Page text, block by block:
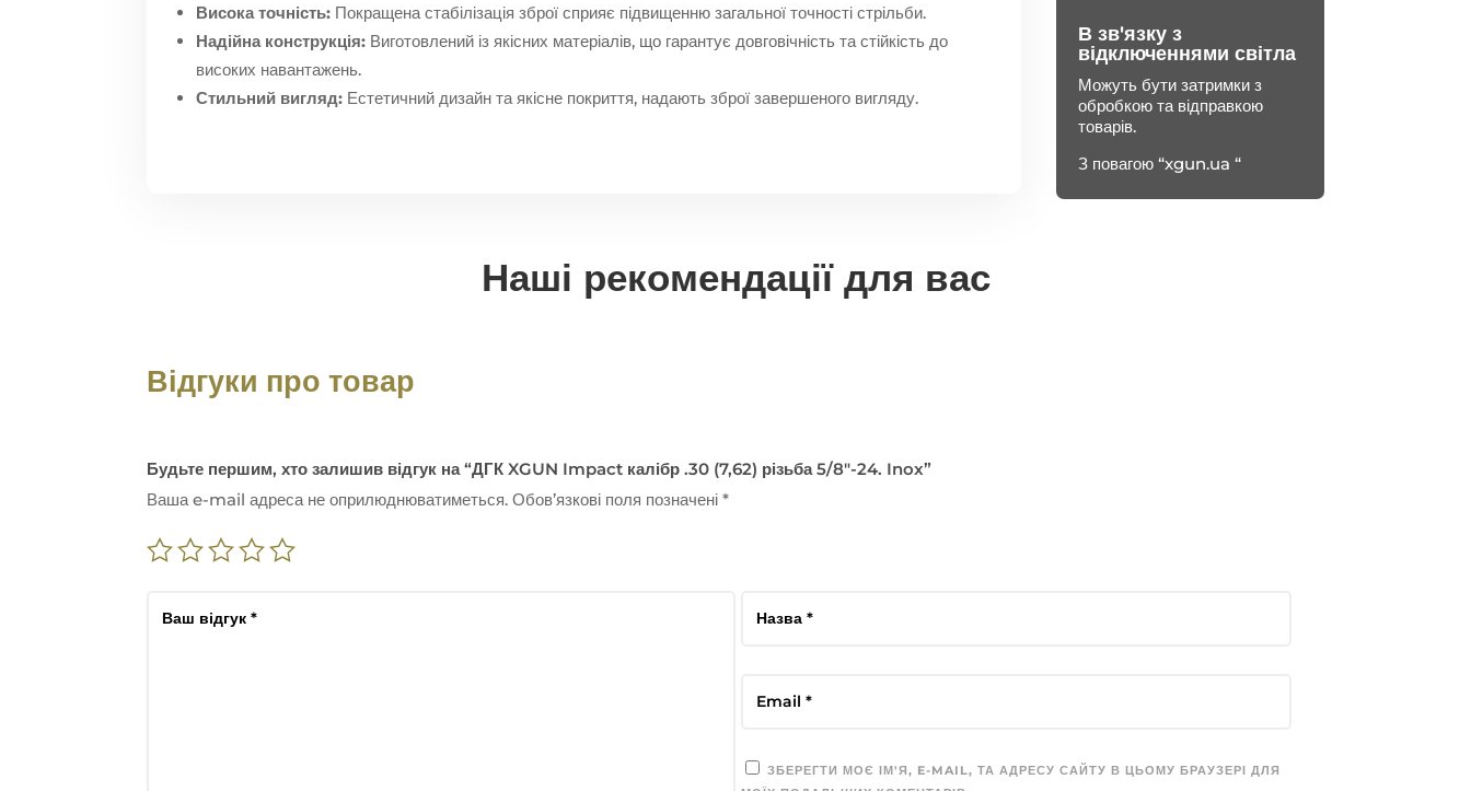
Висока точність: Покращена стабілізація зброї сприяє підвищенню загальної точності стрільби.
Надійна конструкція: Виготовлений із якісних матеріалів, що гарантує довговічність та стійкість до
високих навантажень.
Стильний вигляд: Естетичний дизайн та якісне покриття, надають зброї завершеного вигляду.
В зв'язку з
відключеннями світла
Можуть бути затримки з
обробкою та відправкою
товарів.
З повагою “xgun.ua “
Наші рекомендації для вас
Відгуки про товар
Будьте першим, хто залишив відгук на “ДГК XGUN Impact калібр .30 (7,62) різьба 5/8″-24. Inox”
Ваша e-mail адреса не оприлюднюватиметься. Обов’язкові поля позначені*
ЗБЕРЕГТИ МОЄ ІМ'Я, E-MAIL, ТА АДРЕСУ САЙТУ В ЦЬОМУ БРАУЗЕРІ ДЛЯ